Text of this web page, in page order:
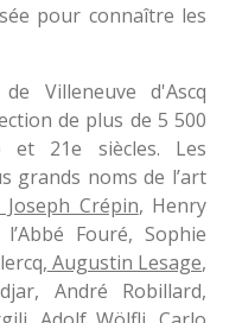
pour connaître les
Villeneuve d'Ascq
de plus de 5 500
et 21e siècles. Les
grands noms de l’art
Joseph Crépin, Henry
Fouré, Sophie
Augustin Lesage,
André Robillard,